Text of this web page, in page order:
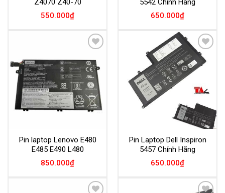
Z4070 Z40-70
550.000₫
5542 Chính Hãng
650.000₫
Wishlist
Pin laptop Lenovo E480
E485 E490 L480
850.000₫
Add to
Wishlist
Pin Laptop Dell Inspiron
5457 Chính Hãng
650.000₫